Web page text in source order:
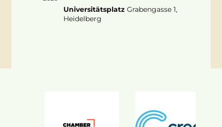
UniversitätsplatzGrabengasse 1,
Heidelberg